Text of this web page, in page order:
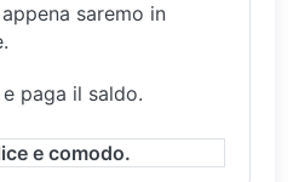
saremo in
paga il saldo.
e comodo.